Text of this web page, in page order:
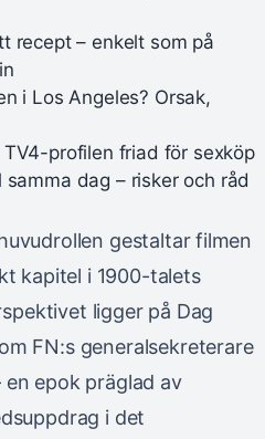
recept – enkelt som på
i Los Angeles? Orsak,
profilen friad för sexköp
dag – risker och råd
gestaltar filmen
kapitel i 1900-talets
ligger på Dag
FN:s generalsekreterare
epok präglad av
i det